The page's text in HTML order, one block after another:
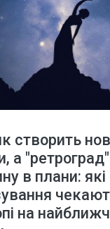
створить
а
в плани: які
на